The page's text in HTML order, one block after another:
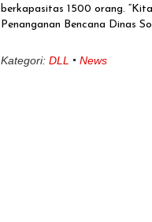
berkapasitas 1500 orang.
Penanganan Bencana Dinas
Kategori: DLL News